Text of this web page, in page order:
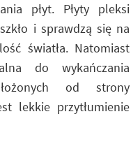
płyt. Płyty pleksi
i sprawdzą się na
światła. Natomiast
do wykańczania
od strony
lekkie przytłumienie